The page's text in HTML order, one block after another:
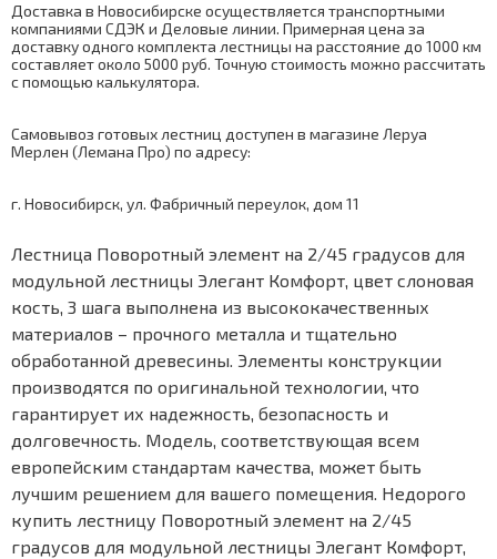
Доставка в Новосибирске осуществляется транспортными
компаниями СДЭК и Деловые линии. Примерная цена за
доставку одного комплекта лестницы на расстояние до 1000 км
составляет около 5000 руб. Точную стоимость можно рассчитать
с помощью калькулятора.
Самовывоз готовых лестниц доступен в магазине Леруа
Мерлен (Лемана Про) по адресу:
г. Новосибирск, ул. Фабричный переулок, дом 11
Лестница Поворотный элемент на 2/45 градусов для
модульной лестницы Элегант Комфорт, цвет слоновая
кость, 3 шага выполнена из высококачественных
материалов – прочного металла и тщательно
обработанной древесины. Элементы конструкции
производятся по оригинальной технологии, что
гарантирует их надежность, безопасность и
долговечность. Модель, соответствующая всем
европейским стандартам качества, может быть
лучшим решением для вашего помещения. Недорого
купить лестницу Поворотный элемент на 2/45
градусов для модульной лестницы Элегант Комфорт,